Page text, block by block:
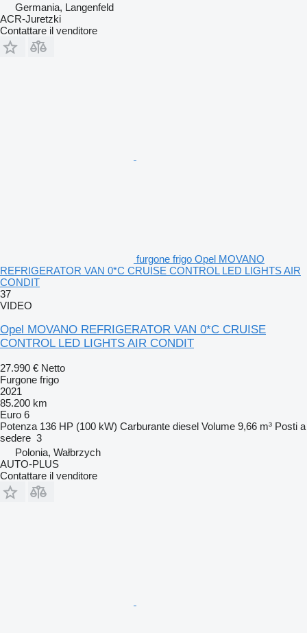
Germania, Langenfeld
ACR-Juretzki
Contattare il venditore
furgone frigo Opel MOVANO
REFRIGERATOR VAN 0*C CRUISE CONTROL LED LIGHTS AIR
CONDIT
37
VIDEO
Opel MOVANO REFRIGERATOR VAN 0*C CRUISE
CONTROL LED LIGHTS AIR CONDIT
27.990 € Netto
Furgone frigo
2021
85.200 km
Euro 6
Potenza 136 HP (100 kW) Carburante diesel Volume 9,66 m³ Posti a
sedere 3
Polonia, Wałbrzych
AUTO-PLUS
Contattare il venditore